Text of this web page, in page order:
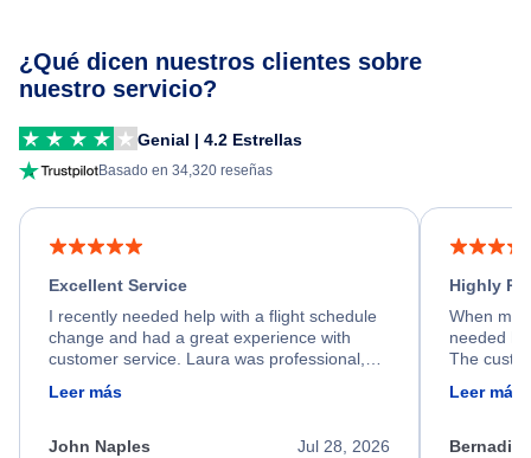
¿Qué dicen nuestros clientes sobre
nuestro servicio?
Genial | 4.2 Estrellas
Basado en 34,320 reseñas
Excellent Service
I recently needed help with a flight schedule
change and had a great experience with
customer service. Laura was professional,
friendly, and very helpful throughout the
process. She quickly found a solution and
appreciate her excellent service.
Leer más
Jul 28, 2026
John Naples
Highly
When my
needed
The
calm,
Leer más